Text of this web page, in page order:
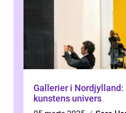
Gallerier i Nordjylland:
kunstens univers